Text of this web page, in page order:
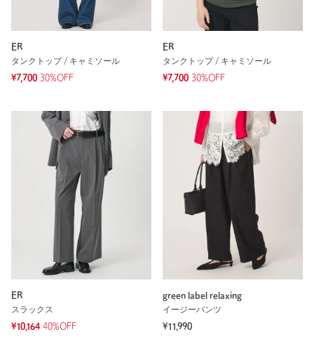
ER
タンクトップ / キャミソール
¥7,700 30%OFF
ER
タンクトップ / キャミソール
¥7,700 30%OFF
ER
スラックス
¥10,164 40%OFF
green label relaxing
イージーパンツ
¥11,990